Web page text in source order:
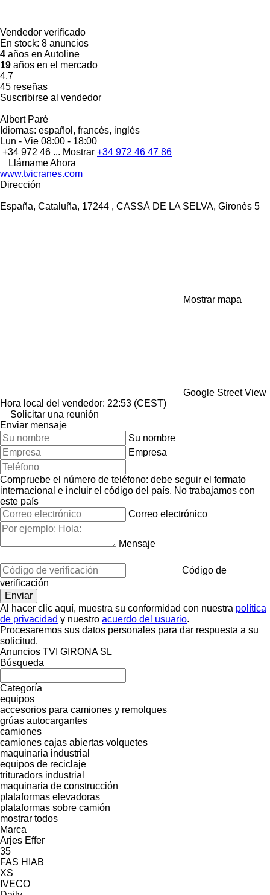
Vendedor verificado
En stock: 8 anuncios
4 años en Autoline
19 años en el mercado
4.7
45 reseñas
Suscribirse al vendedor
Albert Paré
Idiomas: español, francés, inglés
Lun - Vie 08:00 - 18:00
+34 972 46 ... Mostrar +34 972 46 47 86
Llámame Ahora
www.tvicranes.com
Dirección
España, Cataluña, 17244 , CASSÀ DE LA SELVA, Gironès 5
Mostrar mapa
Google Street View
Hora local del vendedor: 22:53 (CEST)
Solicitar una reunión
Enviar mensaje
Su nombre
Empresa
Compruebe el número de teléfono: debe seguir el formato
internacional e incluir el código del país. No trabajamos con
este país
Correo electrónico
Mensaje
Código de
verificación
Al hacer clic aquí, muestra su conformidad con nuestra política
de privacidad y nuestro acuerdo del usuario.
Procesaremos sus datos personales para dar respuesta a su
solicitud.
Anuncios TVI GIRONA SL
Búsqueda
Categoría
equipos
accesorios para camiones y remolques
grúas autocargantes
camiones
camiones cajas abiertas volquetes
maquinaria industrial
equipos de reciclaje
trituradors industrial
maquinaria de construcción
plataformas elevadoras
plataformas sobre camión
mostrar todos
Marca
Arjes Effer
35
FAS HIAB
XS
IVECO